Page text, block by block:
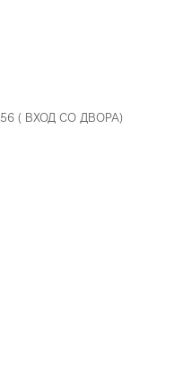
( ВХОД СО ДВОРА)